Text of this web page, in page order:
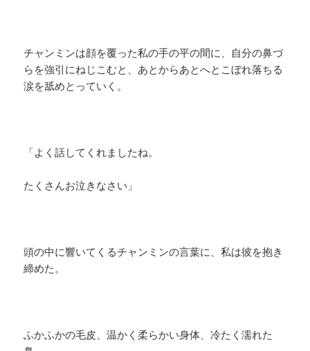
チャンミンは顔を覆った私の手の平の間に、自分の鼻づ
らを強引にねじこむと、あとからあとへとこぼれ落ちる
涙を舐めとっていく。
「よく話してくれましたね。
たくさんお泣きなさい」
頭の中に響いてくるチャンミンの言葉に、私は彼を抱き
締めた。
ふかふかの毛皮、温かく柔らかい身体、冷たく濡れた